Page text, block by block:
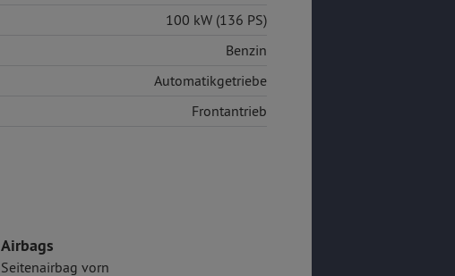
100 kW (136 PS)
Benzin
Automatikgetriebe
Frontantrieb
Airbags
Seitenairbag vorn